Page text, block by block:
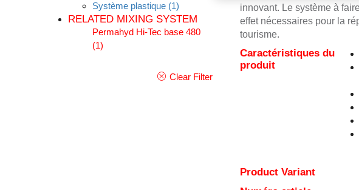
Système plastique (1)
RELATED MIXING SYSTEM
Permahyd Hi-Tec base 480
(1)
Clear Filter
innovant. Le système à
effet nécessaires pour la
tourisme.
Caractéristiques du
produit
Product Variant